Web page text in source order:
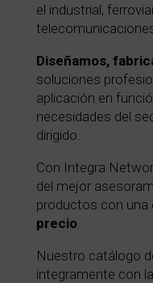
el industrial,
Diseñamos,
soluciones
aplicación en
necesidades del
dirigido.
Con Integra
del mejor
productos con una
precio.
Nuestro catálogo
íntegramente con